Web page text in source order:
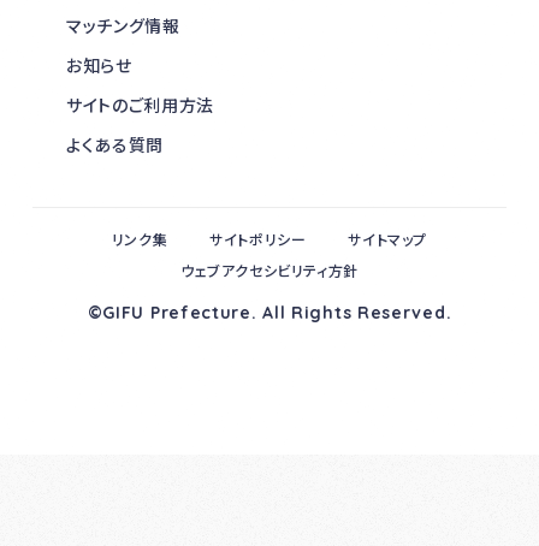
マッチング情報
お知らせ
サイトのご利用方法
よくある質問
©GIFU Prefecture. All Rights Reserved.
リンク集 サイトポリシー
サイトマップ
ウェブアクセシビリティ方針